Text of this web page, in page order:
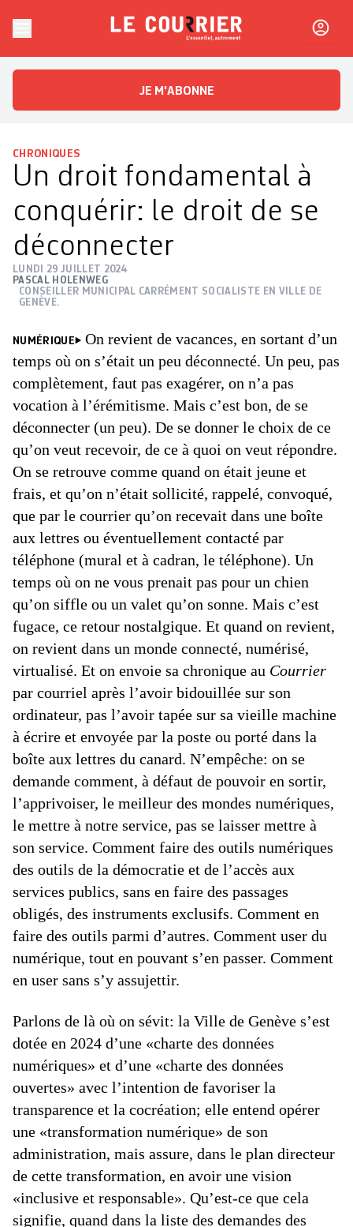
Le CourrierL'essentiel, autrement
JE M'ABONNE
CHRONIQUES
Un droit fondamental à
conquérir: le droit de se
déconnecter
LUNDI 29 JUILLET 2024
PASCAL HOLENWEG
CONSEILLER MUNICIPAL CARRÉMENT SOCIALISTE EN VILLE DE
GENÈVE.
NUMÉRIQUE
On revient de vacances, en sortant d’un
temps où on s’était un peu déconnecté. Un peu, pas
complètement, faut pas exagérer, on n’a pas
vocation à l’érémitisme. Mais c’est bon, de se
déconnecter (un peu). De se donner le choix de ce
qu’on veut recevoir, de ce à quoi on veut répondre.
On se retrouve comme quand on était jeune et
frais, et qu’on n’était sollicité, rappelé, convoqué,
que par le courrier qu’on recevait dans une boîte
aux lettres ou éventuellement contacté par
téléphone (mural et à cadran, le téléphone). Un
temps où on ne vous prenait pas pour un chien
qu’on siffle ou un valet qu’on sonne. Mais c’est
fugace, ce retour nostalgique. Et quand on revient,
on revient dans un monde connecté, numérisé,
virtualisé. Et on envoie sa chronique au Courrier
par courriel après l’avoir bidouillée sur son
ordinateur, pas l’avoir tapée sur sa vieille machine
à écrire et envoyée par la poste ou porté dans la
boîte aux lettres du canard. N’empêche: on se
demande comment, à défaut de pouvoir en sortir,
l’apprivoiser, le meilleur des mondes numériques,
le mettre à notre service, pas se laisser mettre à
son service. Comment faire des outils numériques
des outils de la démocratie et de l’accès aux
services publics, sans en faire des passages
obligés, des instruments exclusifs. Comment en
faire des outils parmi d’autres. Comment user du
numérique, tout en pouvant s’en passer. Comment
en user sans s’y assujettir.
Parlons de là où on sévit: la Ville de Genève s’est
dotée en 2024 d’une «charte des données
numériques» et d’une «charte des données
ouvertes» avec l’intention de favoriser la
transparence et la cocréation; elle entend opérer
une «transformation numérique» de son
administration, mais assure, dans le plan directeur
de cette transformation, en avoir une vision
«inclusive et responsable». Qu’est-ce que cela
signifie, quand dans la liste des demandes des